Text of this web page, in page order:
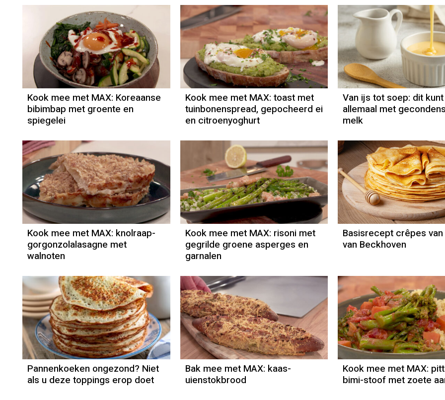
Kook mee met MAX: Koreaanse
bibimbap met groente en
spiegelei
Kook mee met MAX: toast met
tuinbonenspread, gepocheerd ei
en citroenyoghurt
Van ijs tot soep: dit
allemaal met
melk
Kook mee met MAX: knolraap-
gorgonzolalasagne met
walnoten
Kook mee met MAX: risoni met
gegrilde groene asperges en
garnalen
Basisrecept crêpes
van Beckhoven
Pannenkoeken ongezond? Niet
als u deze toppings erop doet
Bak mee met MAX: kaas-
uienstokbrood
Kook mee met MAX:
bimi-stoof met zoete